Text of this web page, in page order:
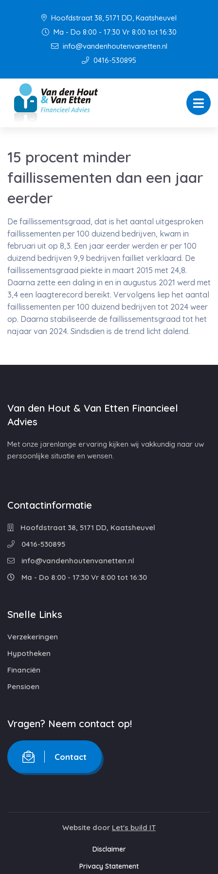
Hoofdstraat 38, 5171 DD, Kaatsheuvel
Ma - Do 8:00 - 17:30 Vr 8:00 tot 16:30
info@vandenhoutenvanetten.nl
0416-530895
15 procent minder
faillissementen dan een jaar
eerder
De faillissementsgraad, dat is het aantal uitgesproken
faillissementen per 100 duizend bedrijven, kwam in
februari uit op 8,3. Een jaar eerder werden er per 100
duizend bedrijven 9,9 bedrijven failliet verklaard. De
faillissementsgraad piekte in maart 2015 met 24,8.
Daarna zette een daling in en in augustus 2021 werd met
3,4 een laagterecord bereikt. Vervolgens liep het aantal
faillissementen per 100 duizend bedrijven tot 2024 weer
op. Daarna stabiliseerde de faillissementsgraad tot het
najaar van 2024. Sindsdien is de trend licht dalend.
Van den Hout & Van Etten Financieel
Advies
Met onze jarenlange ervaring kijken wij vakkundig naar uw
persoonlijke situatie en wensen.
Contactinformatie
Hoofdstraat 38, 5171 DD, Kaatsheuvel
0416-530895
info@vandenhoutenvanetten.nl
Ma - Do 8:00 - 17:30 Vr 8:00 tot 16:30
Snelle Links
Verzekeringen
Hypotheken
Financiën
Pensioen
Vragen? Neem contact op!
Contact
Website door Let's build IT
Disclaimer
Privacy Statement